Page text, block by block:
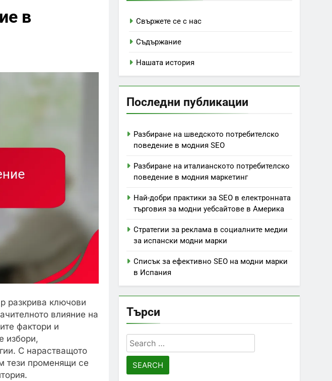
в
разкрива ключови
влияние на
фактори и
избори,
С нарастващото
тези променящи се
Свържете се с нас
Съдържание
Нашата история
Последни публикации
Разбиране на шведското потребителско
поведение в модния SEO
Разбиране на италианското потребителско
поведение в модния маркетинг
Най-добри практики за SEO в електронната
търговия за модни уебсайтове в Америка
Стратегии за реклама в социалните медии
за испански модни марки
Списък за ефективно SEO на модни марки
в Испания
Търси
Search
for: